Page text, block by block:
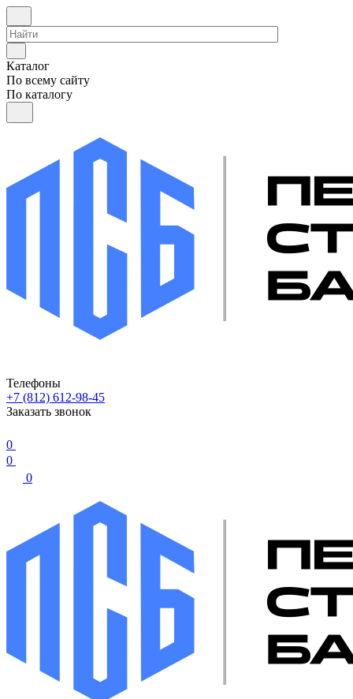
Каталог
По всему сайту
По каталогу
Телефоны
+7 (812) 612-98-45
Заказать звонок
0
0
0